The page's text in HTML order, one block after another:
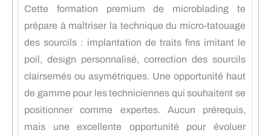
Cette formation premium de microblading te
prépare à maîtriser la technique du micro-tatouage
des sourcils : implantation de traits fins imitant le
poil, design personnalisé, correction des sourcils
clairsemés ou asymétriques. Une opportunité haut
de gamme pour les techniciennes qui souhaitent se
positionner comme expertes. Aucun prérequis,
mais une excellente opportunité pour évoluer